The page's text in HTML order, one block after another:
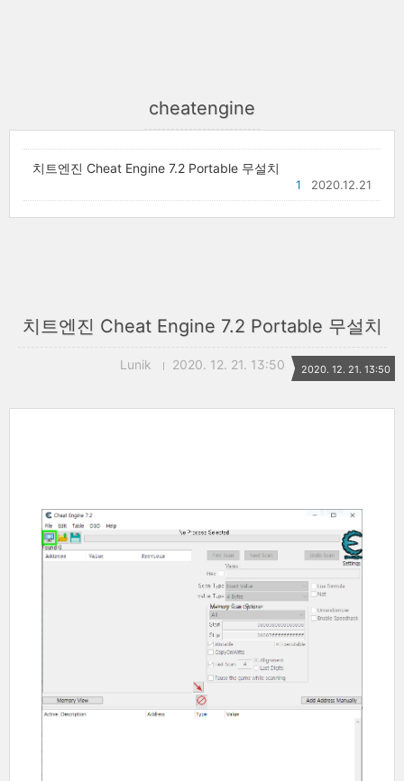
cheatengine
치트엔진 Cheat Engine 7.2 Portable 무설치
2020.12.21
1
치트엔진 Cheat Engine 7.2 Portable 무설치
Lunik 2020. 12. 21. 13:50 2020. 12. 21. 13:50